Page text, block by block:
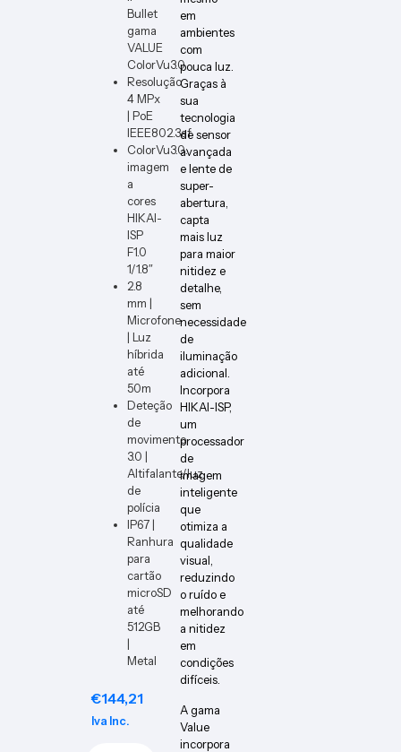
Bullet
gama
VALUE
ColorVu3.0
Resolução
4 MPx
| PoE
IEEE802.3af
ColorVu3.0:
imagem
a
cores
HIKAI-
ISP
F1.0
1/1.8″
2.8
mm |
Microfone
| Luz
híbrida
até
50m
Deteção
de
movimento
3.0 |
Altifalante/luz
de
polícia
IP67 |
Ranhura
para
cartão
microSD
até
512GB
|
Metal
€144,21
Iva Inc.
em
ambientes
com
pouca luz.
Graças à
sua
tecnologia
de sensor
avançada
e lente de
super-
abertura,
capta
mais luz
para maior
nitidez e
detalhe,
sem
necessidade
de
iluminação
adicional.
Incorpora
HIKAI-ISP,
um
processador
de
imagem
inteligente
que
otimiza a
qualidade
visual,
reduzindo
o ruído e
melhorando
a nitidez
em
condições
difíceis.
A gama
Value
incorpora